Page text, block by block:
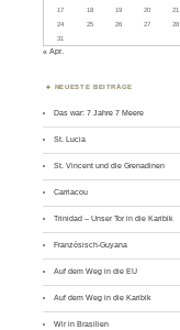
17
18 19 20 21
24
25 26 27 28
31
« Apr.
NEUESTE BEITRÄGE
Das war: 7 Jahre 7 Meere
St. Lucia
St. Vincent und die Grenadinen
Carriacou
Trinidad – Unser Tor in die Karibik
Französisch-Guyana
Auf dem Weg in die EU
Auf dem Weg in die Karibik
Wir in Brasilien